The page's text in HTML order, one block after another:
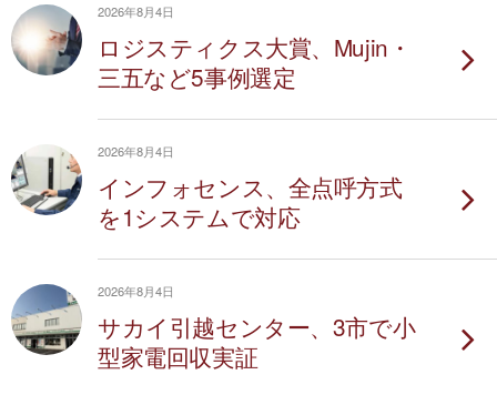
2026年8月4日
ロジスティクス大賞、Mujin・
三五など5事例選定
2026年8月4日
インフォセンス、全点呼方式
を1システムで対応
2026年8月4日
サカイ引越センター、3市で小
型家電回収実証